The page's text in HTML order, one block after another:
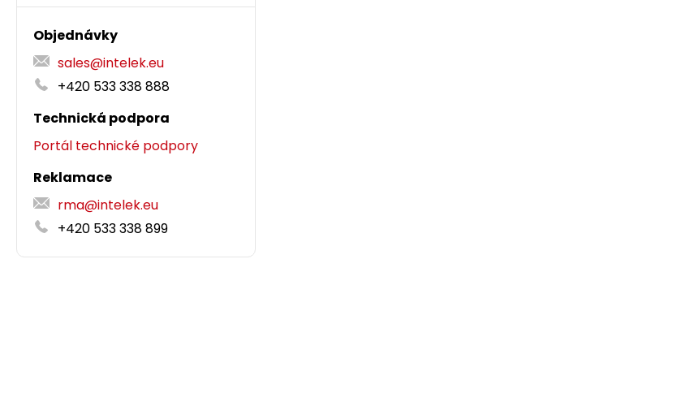
Objednávky
sales@intelek.eu
+420 533 338 888
Technická podpora
Portál technické podpory
Reklamace
rma@intelek.eu
+420 533 338 899